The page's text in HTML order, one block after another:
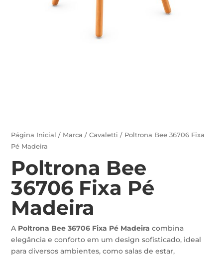
Página Inicial / Marca /Cavaletti / Poltrona Bee 36706 Fixa
Pé Madeira
Poltrona Bee
36706 Fixa Pé
Madeira
A Poltrona Bee 36706 Fixa Pé Madeira combina
elegância e conforto em um design sofisticado, ideal
para diversos ambientes, como salas de estar,